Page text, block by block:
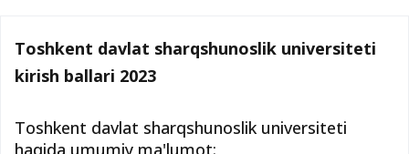
Toshkent davlat sharqshunoslik universiteti
kirish ballari 2023
Toshkent davlat sharqshunoslik universiteti
haqida umumiy ma'lumot: